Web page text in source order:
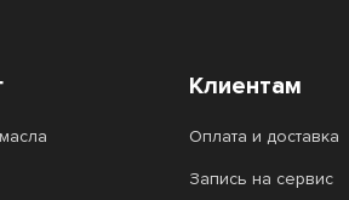
Клиентам
Оплата и доставка
Запись на сервис